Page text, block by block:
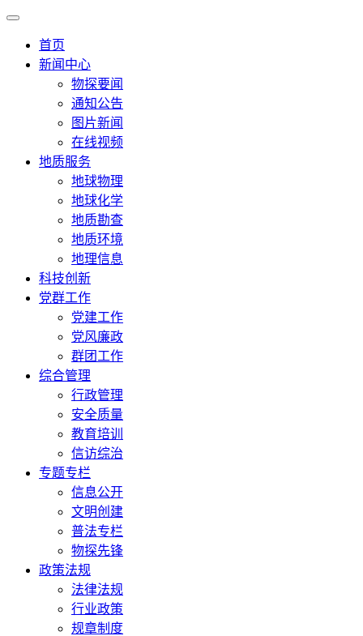
首页
新闻中心
物探要闻
通知公告
图片新闻
在线视频
地质服务
地球物理
地球化学
地质勘查
地质环境
地理信息
科技创新
党群工作
党建工作
党风廉政
群团工作
综合管理
行政管理
安全质量
教育培训
信访综治
专题专栏
信息公开
文明创建
普法专栏
物探先锋
政策法规
法律法规
行业政策
规章制度